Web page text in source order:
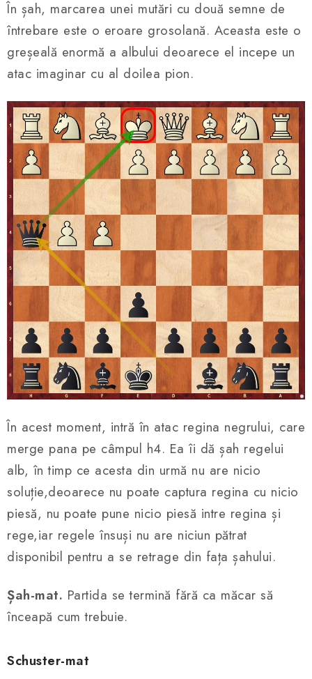
În șah, marcarea unei mutări cu două semne de
întrebare este o eroare grosolană. Aceasta este o
greșeală enormă a albului deoarece el incepe un
atac imaginar cu al doilea pion.
În acest moment, intră în atac regina negrului, care
merge pana pe câmpul h4. Ea îi dă șah regelui
alb, în timp ce acesta din urmă nu are nicio
soluție,deoarece nu poate captura regina cu nicio
piesă, nu poate pune nicio piesă intre regina și
rege,iar regele însuși nu are niciun pătrat
disponibil pentru a se retrage din fața șahului.
Șah-mat. Partida se termină fără ca măcar să
înceapă cum trebuie.
Schuster-mat